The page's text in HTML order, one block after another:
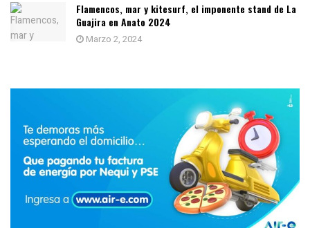
Flamencos, mar y kitesurf, el imponente stand de La
Guajira en Anato 2024
Marzo 2, 2024